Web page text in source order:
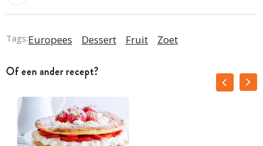
Tags:Europees Dessert Fruit Zoet
Of een ander recept?